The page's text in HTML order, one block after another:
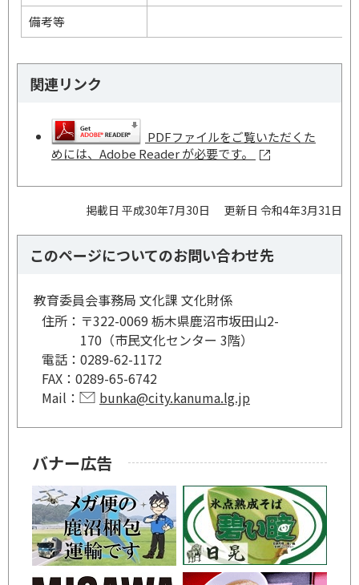
備考等
関連リンク
PDFファイルをご覧いただくた
めには、Adobe Reader が必要です。
掲載日 平成30年7月30日 更新日 令和4年3月31日
このページについてのお問い合わせ先
教育委員会事務局 文化課 文化財係
住所： 〒322-0069 栃木県鹿沼市坂田山2-
170（市民文化センター 3階）
電話： 0289-62-1172
FAX： 0289-65-6742
Mail：
bunka@city.kanuma.lg.jp
バナー広告